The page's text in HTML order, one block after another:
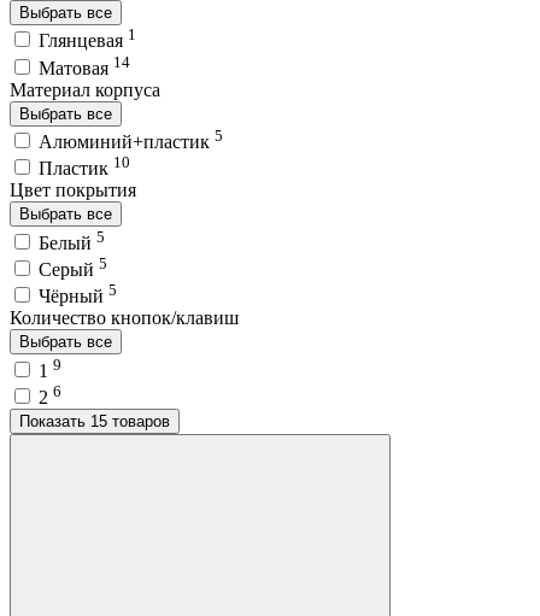
Выбрать все
Глянцевая 1
Матовая 14
Материал корпуса
Выбрать все
Алюминий+пластик 5
Пластик 10
Цвет покрытия
Выбрать все
Белый 5
Серый 5
Чёрный 5
Количество кнопок/клавиш
Выбрать все
1 9
2 6
Показать 15 товаров